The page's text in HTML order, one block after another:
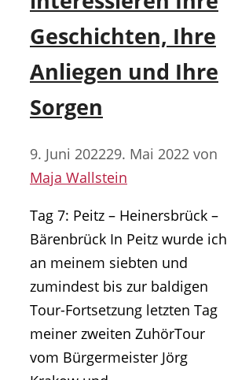
Geschichten, Ihre
Anliegen und Ihre
Sorgen
9. Juni 202229. Mai 2022 von
Maja Wallstein
Tag 7: Peitz – Heinersbrück –
Bärenbrück In Peitz wurde ich
an meinem siebten und
zumindest bis zur baldigen
Tour-Fortsetzung letzten Tag
meiner zweiten ZuhörTour
vom Bürgermeister Jörg